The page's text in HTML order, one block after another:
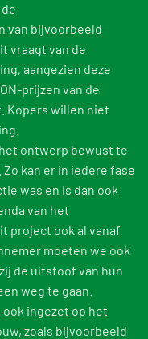
van bijvoorbeeld
vraagt van de
aangezien deze
prijzen van de
Kopers willen niet
ontwerp bewust te
kan er in iedere fase
was en is dan ook
van het
project ook al vanaf
moeten we ook
de uitstoot van hun
weg te gaan.
ingezet op het
zoals bijvoorbeeld